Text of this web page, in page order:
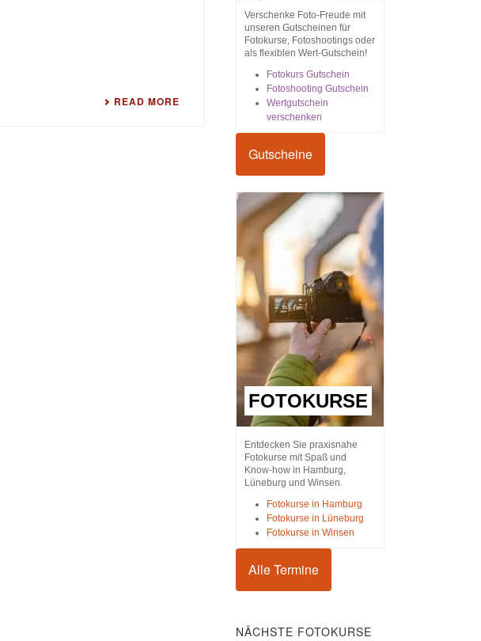
READ MORE
Verschenke Foto-Freude mit
unseren Gutscheinen für
Fotokurse, Fotoshootings oder
als flexiblen Wert-Gutschein!
Fotokurs Gutschein
Fotoshooting Gutschein
Wertgutschein
verschenken
Gutscheine
FOTOKURSE
Entdecken Sie praxisnahe
Fotokurse mit Spaß und
Know-how in Hamburg,
Lüneburg und Winsen.
Fotokurse in Hamburg
Fotokurse in Lüneburg
Fotokurse in Winsen
Alle Termine
NÄCHSTE FOTOKURSE